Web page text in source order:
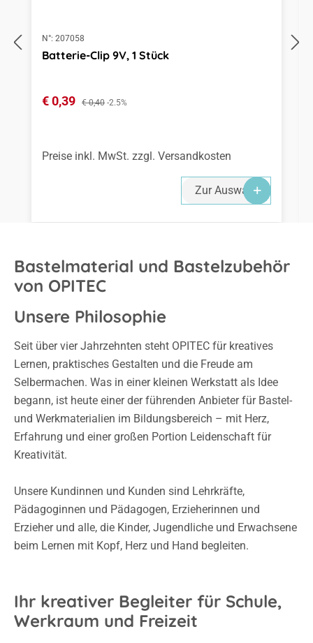
N°: 207058
Batterie-Clip 9V, 1 Stück
Verkaufspreis:
€ 0,39 Regulärer Preis:
€ 0,40 -2.5%
Preise inkl. MwSt. zzgl. Versandkosten
Zur Auswahl
Bastelmaterial und Bastelzubehör
von OPITEC
Unsere Philosophie
Seit über vier Jahrzehnten steht OPITEC für kreatives
Lernen, praktisches Gestalten und die Freude am
Selbermachen. Was in einer kleinen Werkstatt als Idee
begann, ist heute einer der führenden Anbieter für Bastel-
und Werkmaterialien im Bildungsbereich – mit Herz,
Erfahrung und einer großen Portion Leidenschaft für
Kreativität.
Unsere Kundinnen und Kunden sind Lehrkräfte,
Pädagoginnen und Pädagogen, Erzieherinnen und
Erzieher und alle, die Kinder, Jugendliche und Erwachsene
beim Lernen mit Kopf, Herz und Hand begleiten.
Ihr kreativer Begleiter für Schule,
Werkraum und Freizeit